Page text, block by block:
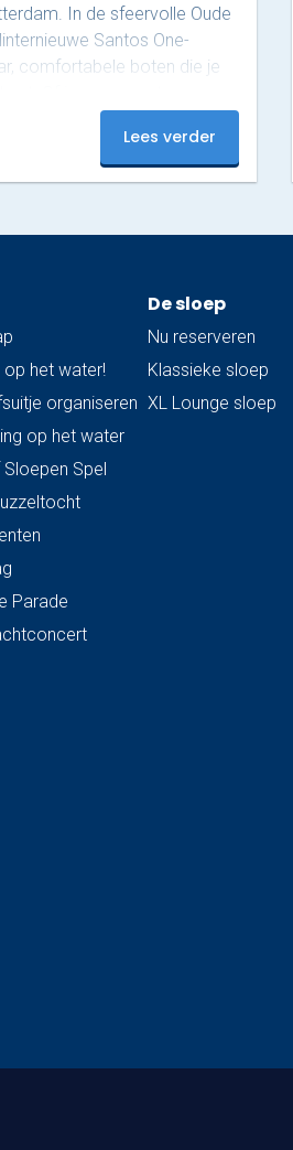
In de sfeervolle Oude
Santos One-
comfortabele boten die je
of op zoek bent naar
om de stad te ontdekken:
vrijheid. Vanaf het water
Lees verder
op het water!
organiseren
op het water
Spel
Parade
De sloep
Nu reserveren
Klassieke sloep
XL Lounge sloep